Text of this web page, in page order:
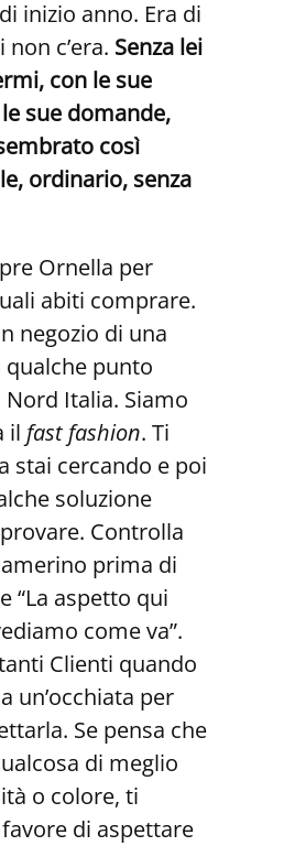
inizio anno. Era di
c’era. Senza lei
con le sue
sue domande,
così
ordinario, senza
Ornella per
abiti comprare.
negozio di una
qualche punto
Italia. Siamo
il fast fashion. Ti
stai cercando e poi
soluzione
Controlla
prima di
“La aspetto qui
come va”.
Clienti quando
un’occhiata per
Se pensa che
di meglio
o colore, ti
di aspettare